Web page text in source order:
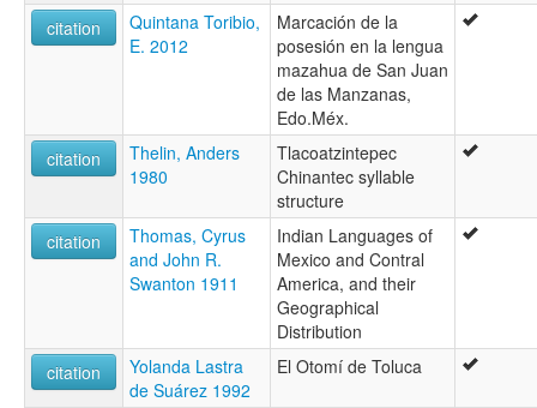
citation
Quintana Toribio,
E. 2012
Marcación de la
posesión en la lengua
mazahua de San Juan
de las Manzanas,
Edo.Méx.
citation
Thelin, Anders
1980
Tlacoatzintepec
Chinantec syllable
structure
citation
Thomas, Cyrus
and John R.
Swanton 1911
Indian Languages of
Mexico and Contral
America, and their
Geographical
Distribution
citation
Yolanda Lastra
de Suárez 1992
El Otomí de Toluca